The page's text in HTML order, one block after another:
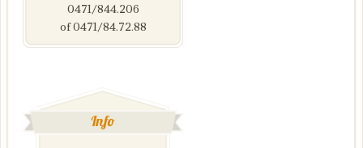
0471/844.206
of 0471/84.72.88
Info